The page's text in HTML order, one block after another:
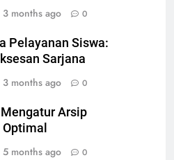
3 months ago 0
Pelayanan Siswa:
Sarjana
3 months ago 0
Arsip
5 months ago 0